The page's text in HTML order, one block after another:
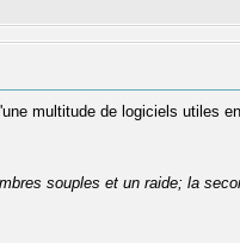
multitude de logiciels utiles
souples et un raide; la